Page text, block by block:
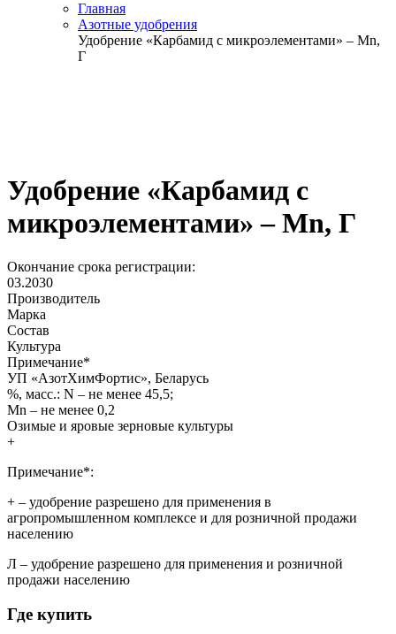
Главная
Азотные удобрения
Удобрение «Карбамид с микроэлементами» – Mn,
Г
Удобрение «Карбамид с
микроэлементами» – Mn, Г
Окончание срока регистрации:
03.2030
Производитель
Марка
Состав
Культура
Примечание*
УП «АзотХимФортис», Беларусь
%, масс.: N – не менее 45,5;
Mn – не менее 0,2
Озимые и яровые зерновые культуры
+
Примечание*:
+ – удобрение разрешено для применения в
агропромышленном комплексе и для розничной продажи
населению
Л – удобрение разрешено для применения и розничной
продажи населению
Где купить